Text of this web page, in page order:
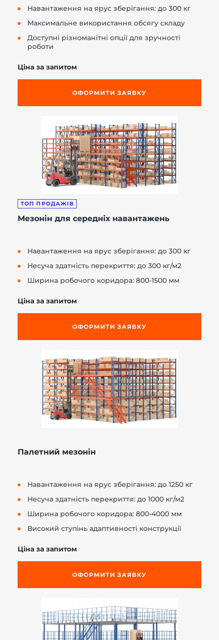
Навантаження на ярус зберігання: до 300 кг
Максимальне використання обсягу складу
Доступні різноманітні опції для зручності
роботи
Ціна за запитом
ОФОРМИТИ ЗАЯВКУ
ТОП ПРОДАЖІВ
Мезонін для середніх навантажень
Навантаження на ярус зберігання: до 300 кг
Несуча здатність перекриття: до 300 кг/м2
Ширина робочого коридора: 800-1500 мм
Ціна за запитом
ОФОРМИТИ ЗАЯВКУ
Палетний мезонін
Навантаження на ярус зберігання: до 1250 кг
Несуча здатність перекриття: до 1000 кг/м2
Ширина робочого коридора: 800-4000 мм
Високий ступінь адаптивності конструкції
Ціна за запитом
ОФОРМИТИ ЗАЯВКУ